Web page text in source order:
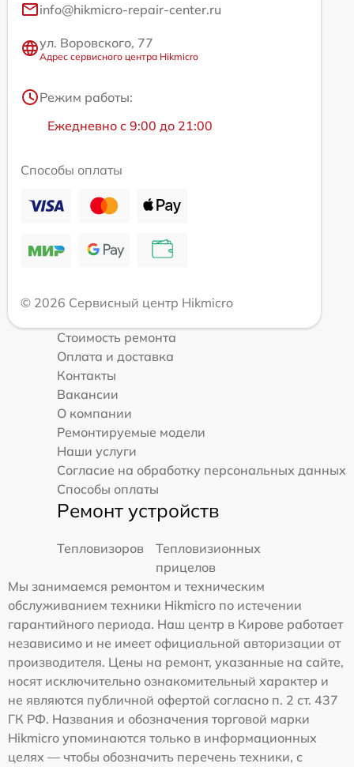
info@hikmicro-repair-center.ru
ул. Воровского, 77
Адрес сервисного центра Hikmicro
Режим работы:
Ежедневно с 9:00 до 21:00
Способы оплаты
© 2026 Сервисный центр Hikmicro
Стоимость ремонта
Оплата и доставка
Контакты
Вакансии
О компании
Ремонтируемые модели
Наши услуги
Согласие на обработку персональных данных
Способы оплаты
Ремонт устройств
Тепловизоров
Тепловизионных
прицелов
Мы занимаемся ремонтом и техническим
обслуживанием техники Hikmicro по истечении
гарантийного периода. Наш центр в Кирове работает
независимо и не имеет официальной авторизации от
производителя. Цены на ремонт, указанные на сайте,
носят исключительно ознакомительный характер и
не являются публичной офертой согласно п. 2 ст. 437
ГК РФ. Названия и обозначения торговой марки
Hikmicro упоминаются только в информационных
целях — чтобы обозначить перечень техники, с